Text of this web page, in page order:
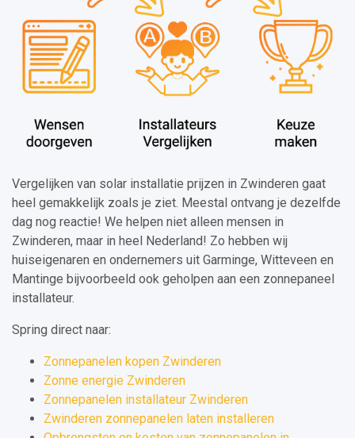
Vergelijken van solar installatie prijzen in Zwinderen gaat
heel gemakkelijk zoals je ziet. Meestal ontvang je dezelfde
dag nog reactie! We helpen niet alleen mensen in
Zwinderen, maar in heel Nederland! Zo hebben wij
huiseigenaren en ondernemers uit Garminge, Witteveen en
Mantinge bijvoorbeeld ook geholpen aan een zonnepaneel
installateur.
Spring direct naar:
Zonnepanelen kopen Zwinderen
Zonne energie Zwinderen
Zonnepanelen installateur Zwinderen
Zwinderen zonnepanelen laten installeren